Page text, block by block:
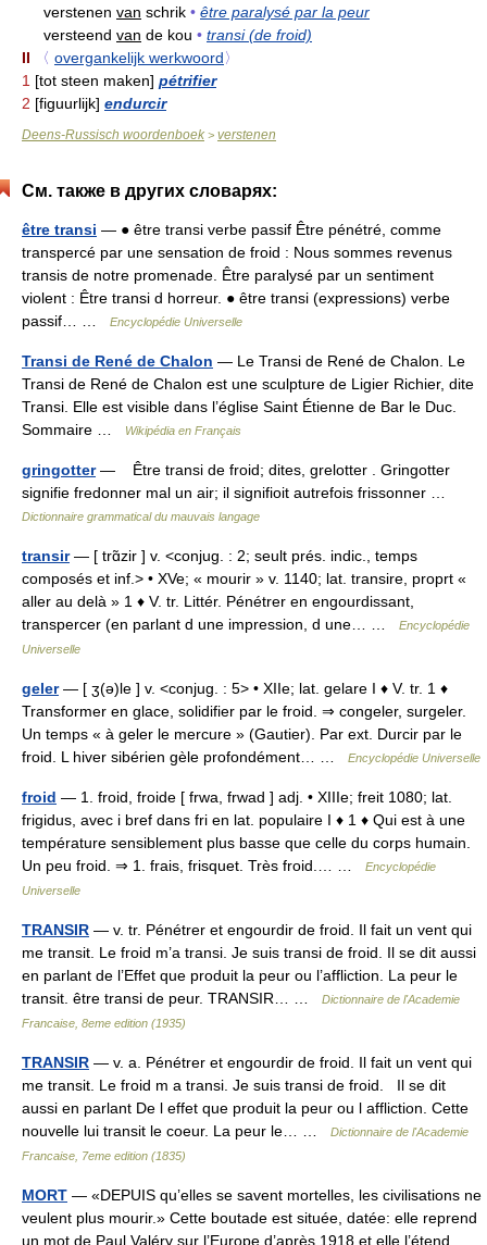
verstenen van schrik • être paralysé par la peur
versteend van de kou • transi (de froid)
II
〈 overgankelijk werkwoord〉
1 [tot steen maken] pétrifier
2 [figuurlijk] endurcir
Deens-Russisch woordenboek > verstenen
См. также в других словарях:
être transi — ● être transi verbe passif Être pénétré, comme
transpercé par une sensation de froid : Nous sommes revenus
transis de notre promenade. Être paralysé par un sentiment
violent : Être transi d horreur. ● être transi (expressions) verbe
passif… …
Encyclopédie Universelle
Transi de René de Chalon — Le Transi de René de Chalon. Le
Transi de René de Chalon est une sculpture de Ligier Richier, dite
Transi. Elle est visible dans l’église Saint Étienne de Bar le Duc.
Sommaire …
Wikipédia en Français
gringotter— Être transi de froid; dites, grelotter . Gringotter
signifie fredonner mal un air; il signifioit autrefois frissonner …
Dictionnaire grammatical du mauvais langage
transir— [ trɑ̃zir ] v. <conjug. : 2; seult prés. indic., temps
composés et inf.> • XVe; « mourir » v. 1140; lat. transire, proprt «
aller au delà » 1 ♦ V. tr. Littér. Pénétrer en engourdissant,
transpercer (en parlant d une impression, d une… …
Encyclopédie
Universelle
geler— [ ʒ(ə)le ] v. <conjug. : 5> • XIIe; lat. gelare I ♦ V. tr. 1 ♦
Transformer en glace, solidifier par le froid. ⇒ congeler, surgeler.
Un temps « à geler le mercure » (Gautier). Par ext. Durcir par le
froid. L hiver sibérien gèle profondément… …
Encyclopédie Universelle
froid — 1. froid, froide [ frwa, frwad ] adj. • XIIIe; freit 1080; lat.
frigidus, avec i bref dans fri en lat. populaire I ♦ 1 ♦ Qui est à une
température sensiblement plus basse que celle du corps humain.
Un peu froid. ⇒ 1. frais, frisquet. Très froid.… …
Encyclopédie
Universelle
TRANSIR — v. tr. Pénétrer et engourdir de froid. Il fait un vent qui
me transit. Le froid m’a transi. Je suis transi de froid. Il se dit aussi
en parlant de l’Effet que produit la peur ou l’affliction. La peur le
transit. être transi de peur. TRANSIR… …
Dictionnaire de l'Academie
Francaise, 8eme edition (1935)
TRANSIR — v. a. Pénétrer et engourdir de froid. Il fait un vent qui
me transit. Le froid m a transi. Je suis transi de froid. Il se dit
aussi en parlant De l effet que produit la peur ou l affliction. Cette
nouvelle lui transit le coeur. La peur le… …
Dictionnaire de l'Academie
Francaise, 7eme edition (1835)
MORT — «DEPUIS qu’elles se savent mortelles, les civilisations ne
veulent plus mourir.» Cette boutade est située, datée: elle reprend
un mot de Paul Valéry sur l’Europe d’après 1918 et elle l’étend,